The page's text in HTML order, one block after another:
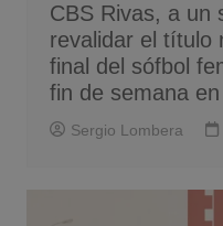
CBS Rivas, a un
revalidar el título
final del sófbol
fin de semana
Sergio Lombera